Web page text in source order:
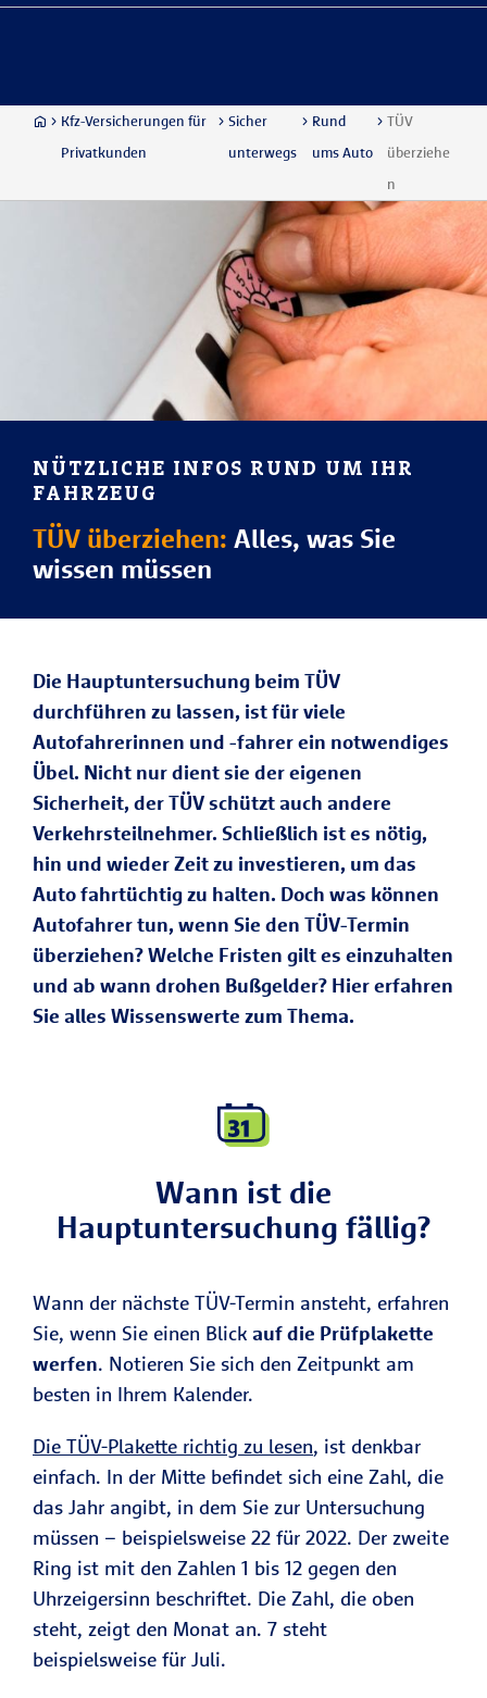
Kfz-Versicherungen für
Privatkunden
Sicher
unterwegs
Rund
ums Auto
TÜV
überziehe
n
NÜTZLICHE INFOS RUND UM IHR
FAHRZEUG
TÜV überziehen: Alles, was Sie
wissen müssen
Die Hauptuntersuchung beim TÜV
durchführen zu lassen, ist für viele
Autofahrerinnen und -fahrer ein notwendiges
Übel. Nicht nur dient sie der eigenen
Sicherheit, der TÜV schützt auch andere
Verkehrsteilnehmer. Schließlich ist es nötig,
hin und wieder Zeit zu investieren, um das
Auto fahrtüchtig zu halten. Doch was können
Autofahrer tun, wenn Sie den TÜV-Termin
überziehen? Welche Fristen gilt es einzuhalten
und ab wann drohen Bußgelder? Hier erfahren
Sie alles Wissenswerte zum Thema.
Wann ist die
Hauptuntersuchung fällig?
Wann der nächste TÜV-Termin ansteht, erfahren
Sie, wenn Sie einen Blick auf die Prüfplakette
werfen. Notieren Sie sich den Zeitpunkt am
besten in Ihrem Kalender.
Die TÜV-Plakette richtig zu lesen, ist denkbar
einfach. In der Mitte befindet sich eine Zahl, die
das Jahr angibt, in dem Sie zur Untersuchung
müssen – beispielsweise 22 für 2022. Der zweite
Ring ist mit den Zahlen 1 bis 12 gegen den
Uhrzeigersinn beschriftet. Die Zahl, die oben
steht, zeigt den Monat an. 7 steht
beispielsweise für Juli.